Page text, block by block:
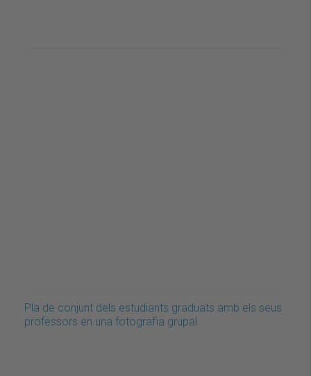
Pla de conjunt dels estudiants graduats amb els seus
professors en una fotografia grupal